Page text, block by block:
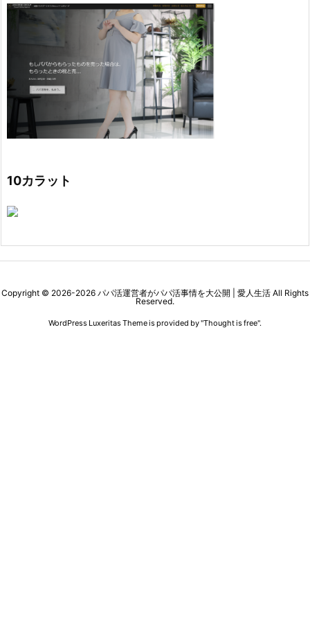
10カラット
Copyright © 2026-2026 パパ活運営者がパパ活事情を大公開 | 愛人生活 All Rights
Reserved.
WordPress Luxeritas Theme is provided by "Thought is free".